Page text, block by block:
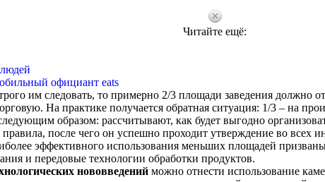
Читайте ещё:
официант eats
им следовать, то примерно 2/3 площади заведения должно
На практике получается обратная ситуация: 1/3 – на
образом: рассчитывают, как будет выгодно
после чего он успешно проходит утверждение во всех
эффективного использования меньших площадей
и передовые технологии обработки продуктов.
нововведенийможно отнести использование